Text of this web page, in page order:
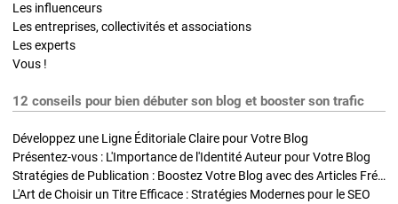
Les influenceurs
Les entreprises, collectivités et associations
Les experts
Vous !
12 conseils pour bien débuter son blog et booster son trafic
Développez une Ligne Éditoriale Claire pour Votre Blog
Présentez-vous : L'Importance de l'Identité Auteur pour Votre Blog
Stratégies de Publication : Boostez Votre Blog avec des Articles Fréquents et Exclusifs
L'Art de Choisir un Titre Efficace : Stratégies Modernes pour le SEO